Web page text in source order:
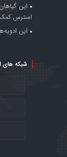
این
استرس کمک
این
شبکه های